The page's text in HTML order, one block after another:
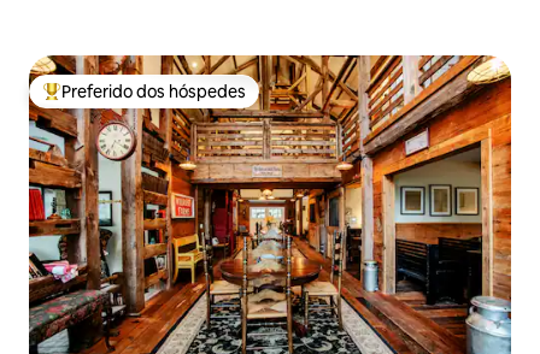
Entre os melhores preferidos dos hóspedes
Preferido dos hóspedes